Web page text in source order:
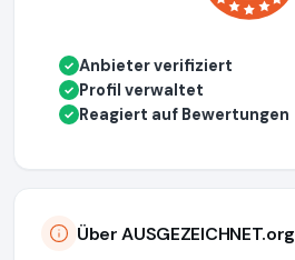
✓ Anbieter verifiziert
✓ Profil verwaltet
✓ Reagiert auf Bewertungen
Über AUSGEZEICHNET.org